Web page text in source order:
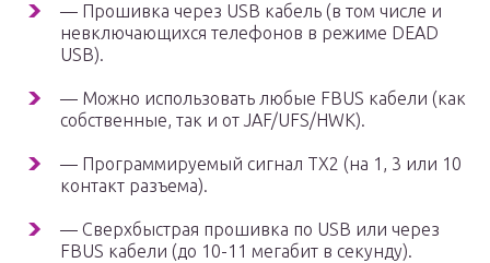
— Прошивка через USB кабель (в том числе и
невключающихся телефонов в режиме DEAD
USB).
— Можно использовать любые FBUS кабели (как
собственные, так и от JAF/UFS/HWK).
— Программируемый сигнал TX2 (на 1, 3 или 10
контакт разъема).
— Сверхбыстрая прошивка по USB или через
FBUS кабели (до 10-11 мегабит в секунду).